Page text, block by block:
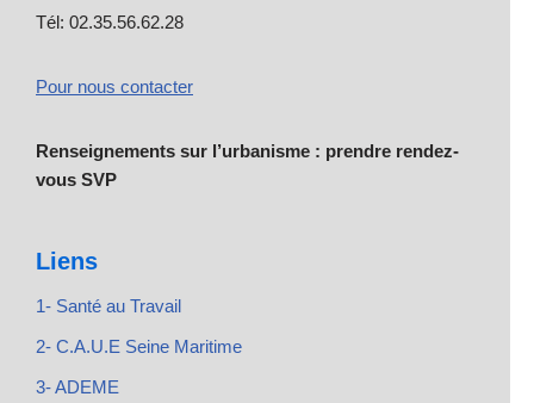
Tél: 02.35.56.62.28
Pour nous contacter
Renseignements sur l’urbanisme : prendre rendez-
vous SVP
Liens
1- Santé au Travail
2- C.A.U.E Seine Maritime
3- ADEME